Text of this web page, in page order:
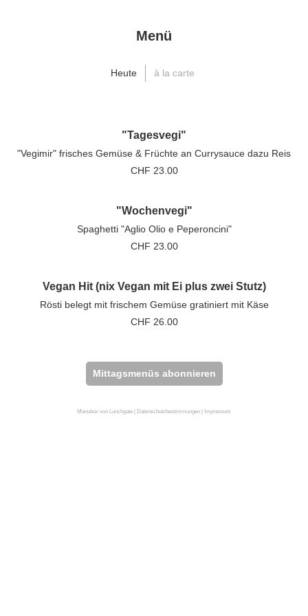
Menü
Heute à la carte
"Tagesvegi"
"Vegimir" frisches Gemüse & Früchte an Currysauce dazu Reis
23.00
"Wochenvegi"
Spaghetti "Aglio Olio e Peperoncini"
23.00
Vegan Hit (nix Vegan mit Ei plus zwei Stutz)
Rösti belegt mit frischem Gemüse gratiniert mit Käse
26.00
Mittagsmenüs abonnieren
Menubox von Lunchgate | Datenschutzbestimmungen Impressum